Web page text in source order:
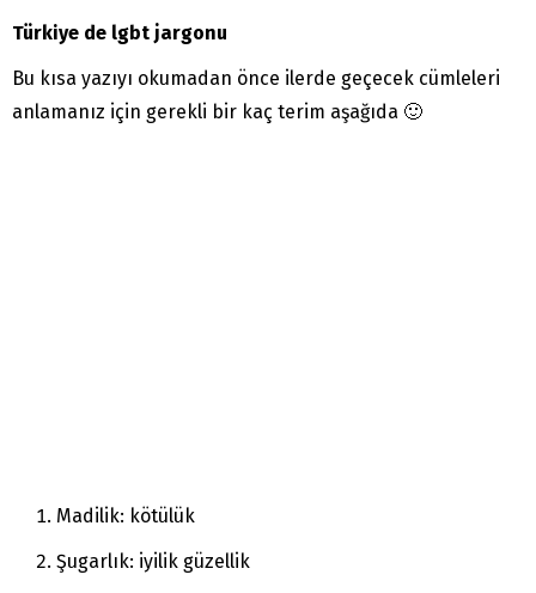
Türkiye de lgbt jargonu
Bu kısa yazıyı okumadan önce ilerde geçecek cümleleri
anlamanız için gerekli bir kaç terim aşağıda 🙂
Madilik: kötülük
Şugarlık: iyilik güzellik